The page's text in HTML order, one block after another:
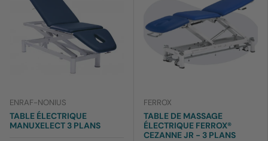
ENRAF-NONIUS
TABLE ÉLECTRIQUE
MANUXELECT 3 PLANS
FERROX
TABLE DE MASSAGE
ÉLECTRIQUE FERROX®
CEZANNE JR - 3 PLANS